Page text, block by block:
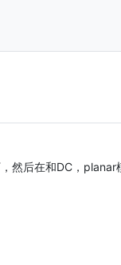
后在和DC，